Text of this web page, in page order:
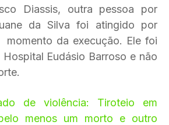
Diassis, outra pessoa por
da Silva foi atingido por
momento da execução. Ele foi
Eudásio Barroso e não
de violência: Tiroteio em
menos um morto e outro